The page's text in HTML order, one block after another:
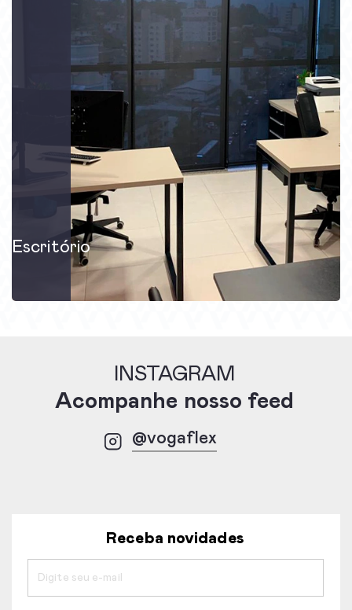
Escritório
INSTAGRAM
Acompanhe nosso feed
@vogaflex
Receba novidades